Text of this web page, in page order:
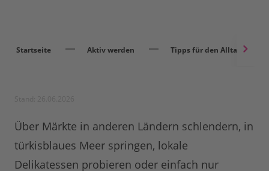
Startseite Aktiv werden Tipps für den Alltag
Über Märkte in anderen Ländern schlendern, in
türkisblaues Meer springen, lokale
Delikatessen probieren oder einfach nur